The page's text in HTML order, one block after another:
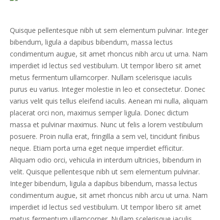
Quisque pellentesque nibh ut sem elementum pulvinar. Integer
bibendum, ligula a dapibus bibendum, massa lectus
condimentum augue, sit amet rhoncus nibh arcu ut urna. Nam
imperdiet id lectus sed vestibulum. Ut tempor libero sit amet
metus fermentum ullamcorper. Nullam scelerisque iaculis
purus eu varius. Integer molestie in leo et consectetur. Donec
varius velit quis tellus eleifend iaculis. Aenean mi nulla, aliquam
placerat orci non, maximus semper ligula. Donec dictum
massa et pulvinar maximus. Nunc ut felis a lorem vestibulum
posuere. Proin nulla erat, fringilla a sem vel, tincidunt finibus
neque. Etiam porta urna eget neque imperdiet efficitur.
Aliquam odio orci, vehicula in interdum ultricies, bibendum in
velit. Quisque pellentesque nibh ut sem elementum pulvinar.
Integer bibendum, ligula a dapibus bibendum, massa lectus
condimentum augue, sit amet rhoncus nibh arcu ut urna. Nam
imperdiet id lectus sed vestibulum. Ut tempor libero sit amet